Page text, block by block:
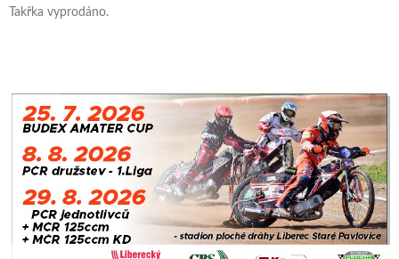
Takřka vyprodáno.